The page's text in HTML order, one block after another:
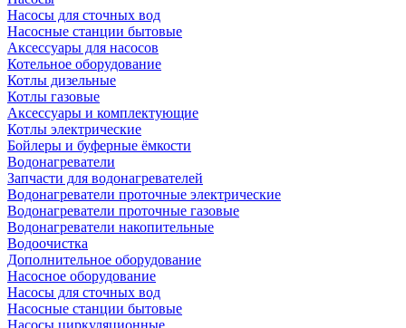
Насосы для сточных вод
Насосные станции бытовые
Аксессуары для насосов
Котельное оборудование
Котлы дизельные
Котлы газовые
Аксессуары и комплектующие
Котлы электрические
Бойлеры и буферные ёмкости
Водонагреватели
Запчасти для водонагревателей
Водонагреватели проточные электрические
Водонагреватели проточные газовые
Водонагреватели накопительные
Водоочистка
Дополнительное оборудование
Насосное оборудование
Насосы для сточных вод
Насосные станции бытовые
Насосы циркуляционные